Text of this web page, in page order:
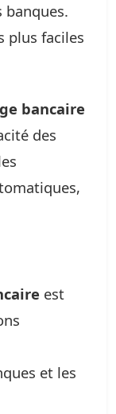
banques.
plus faciles
bancaire
des
est
et les